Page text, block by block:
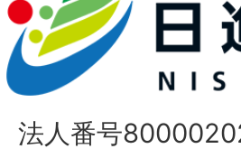
ス
ラ
イ
ド
枚
目
の
法人番号